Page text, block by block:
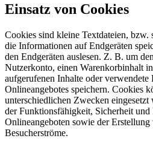
Einsatz von Cookies
Cookies sind kleine Textdateien, bzw.
die Informationen auf Endgeräten
den Endgeräten auslesen. Z. B. um
Nutzerkonto, einen Warenkorbinhalt
aufgerufenen Inhalte oder verwendete
Onlineangebotes speichern. Cookies
unterschiedlichen Zwecken
der Funktionsfähigkeit, Sicherheit
Onlineangeboten sowie der
Besucherströme.